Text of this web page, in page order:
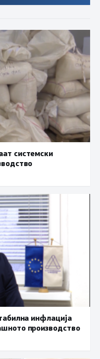
системски
инфлација
производство